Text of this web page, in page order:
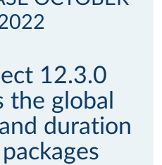
12.3.0
the global
duration